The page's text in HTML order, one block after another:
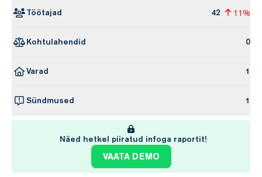
Töötajad 42 11%
Kohtulahendid 0
Varad 1
Sündmused 1
Näed hetkel piiratud infoga raportit!
VAATA DEMO